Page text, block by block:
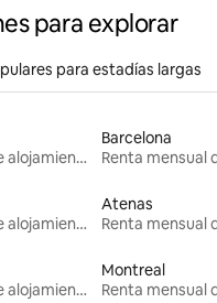
para explorar
para estadías largas
Renta mensual de alojamientos
Barcelona
Renta mensual de alojamientos
Atenas
Renta mensual de alojamientos
Montreal